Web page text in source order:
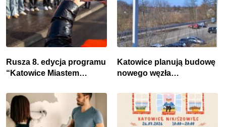
Rusza 8. edycja programu
“Katowice Miastem
przedsiębiorców
Katowice planują budowę
nowego węzła
Podlesiu